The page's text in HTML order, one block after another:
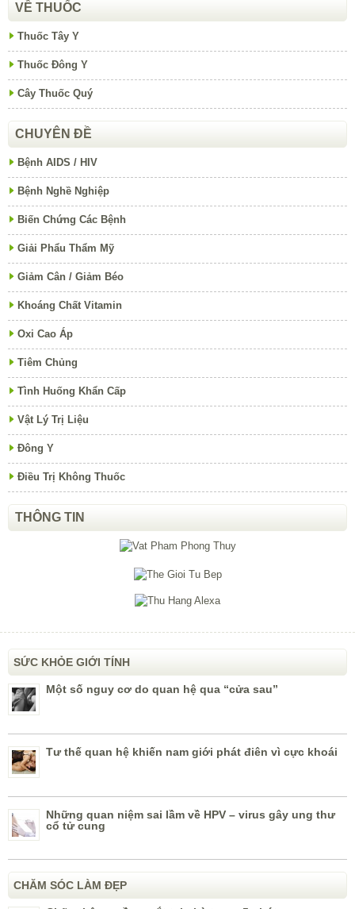
VỀ THUỐC
Thuốc Tây Y
Thuốc Đông Y
Cây Thuốc Quý
CHUYÊN ĐỀ
Bệnh AIDS / HIV
Bệnh Nghề Nghiệp
Biến Chứng Các Bệnh
Giải Phẩu Thẩm Mỹ
Giảm Cân / Giảm Béo
Khoáng Chất Vitamin
Oxi Cao Áp
Tiêm Chủng
Tình Huống Khẩn Cấp
Vật Lý Trị Liệu
Đông Y
Điều Trị Không Thuốc
THÔNG TIN
SỨC KHỎE GIỚI TÍNH
Một số nguy cơ do quan hệ qua “cửa sau”
Tư thế quan hệ khiến nam giới phát điên vì cực khoái
Những quan niệm sai lầm về HPV – virus gây ung thư
cổ tử cung
CHĂM SÓC LÀM ĐẸP